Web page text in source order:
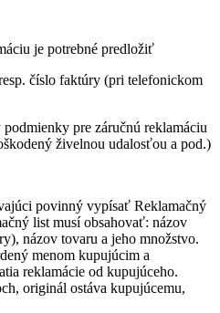
je potrebné predložiť
číslo faktúry (pri telefonickom
pre záručnú reklamáciu
živelnou udalosťou a pod.)
povinný vypísať Reklamačný
list musí obsahovať: názov
názov tovaru a jeho množstvo.
menom kupujúcim a
reklamácie od kupujúceho.
originál ostáva kupujúcemu,